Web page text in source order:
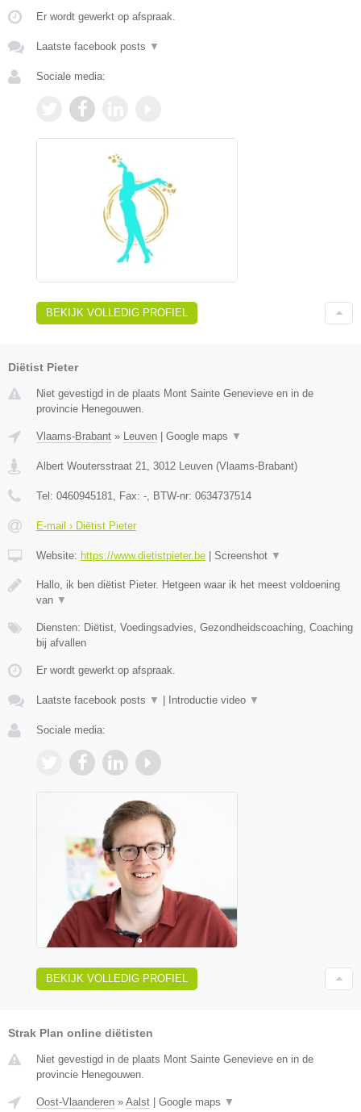
Er wordt gewerkt op afspraak.
Laatste facebook posts ▼
Sociale media:
BEKIJK VOLLEDIG PROFIEL
Diëtist Pieter
Niet gevestigd in de plaats Mont Sainte Genevieve en in de
provincie Henegouwen.
Vlaams-Brabant » Leuven | Google maps ▼
Albert Woutersstraat 21 3012 Leuven (Vlaams-Brabant)
Tel: 0460945181 , Fax: - , BTW-nr: 0634737514
E-mail › Diëtist Pieter
Website: https://www.dietistpieter.be | Screenshot ▼
Hallo, ik ben diëtist Pieter. Hetgeen waar ik het meest voldoening
van ▼
Diensten: Diëtist, Voedingsadvies, Gezondheidscoaching, Coaching
bij afvallen
Er wordt gewerkt op afspraak.
Laatste facebook posts ▼ | Introductie video ▼
Sociale media:
BEKIJK VOLLEDIG PROFIEL
Strak Plan online diëtisten
Niet gevestigd in de plaats Mont Sainte Genevieve en in de
provincie Henegouwen.
Oost-Vlaanderen » Aalst Google maps ▼